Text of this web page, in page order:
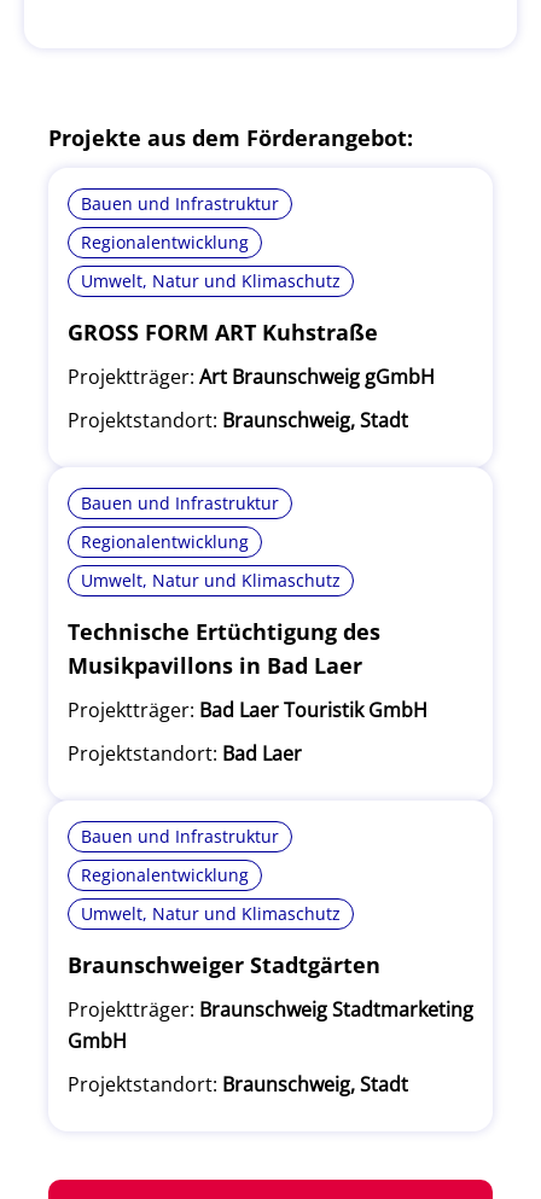
Projekte aus dem Förderangebot:
Bauen und Infrastruktur
Regionalentwicklung
Umwelt, Natur und Klimaschutz
GROSS FORM ART Kuhstraße
Projektträger: Art Braunschweig gGmbH
Projektstandort: Braunschweig, Stadt
Bauen und Infrastruktur
Regionalentwicklung
Umwelt, Natur und Klimaschutz
Technische Ertüchtigung des
Musikpavillons in Bad Laer
Projektträger: Bad Laer Touristik GmbH
Projektstandort: Bad Laer
Bauen und Infrastruktur
Regionalentwicklung
Umwelt, Natur und Klimaschutz
Braunschweiger Stadtgärten
Projektträger: Braunschweig Stadtmarketing
GmbH
Projektstandort: Braunschweig, Stadt